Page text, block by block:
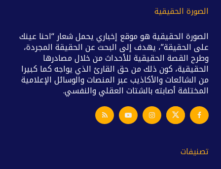
الصورة الحقيقية
الصورة الحقيقية هو موقع إخباري يحمل شعار “احنا عينك
على الحقيقة”، يهدف إلى البحث عن الحقيقة المجردة،
وطرح القصة الحقيقية للأحداث من خلال مصادرها
الحقيقية، كون ذلك من حق القارئ الذي يواجه كما كبيرا
من الشائعات والأكاذيب عبر المنصات والوسائل الإعلامية
المختلفة أصابته بالشتات العقلي والنفسي.
تصنيفات